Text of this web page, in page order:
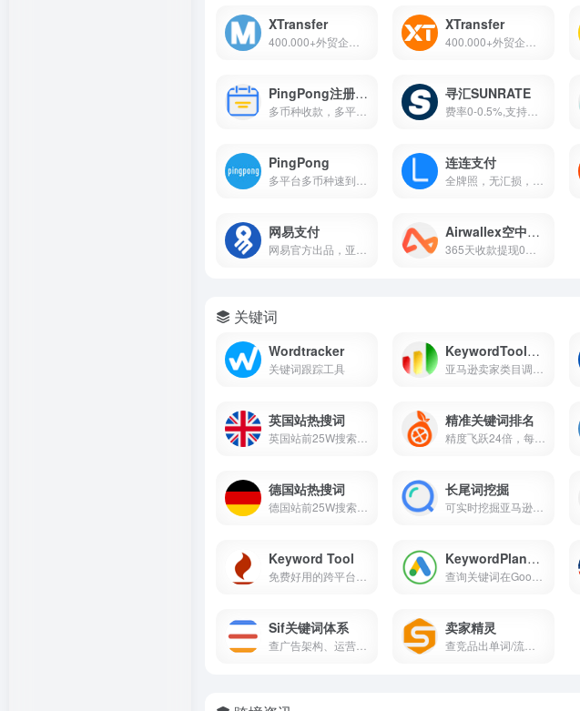
XTransfer XTransfer
PingPong注册教程 寻汇SUNRATE
PingPong 连连支付
网易支付 Airwallex空中云汇
关键词
Wordtracker
关键词跟踪工具
KeywordTooldominator
英国站热搜词 精准关键词排名
德国站热搜词 长尾词挖掘
Keyword Tool KeywordPlanner
Sif关键词体系 卖家精灵